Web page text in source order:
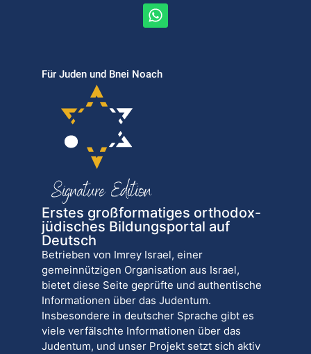
Für Juden und Bnei Noach
Erstes großformatiges orthodox-
jüdisches Bildungsportal auf
Deutsch
Betrieben von Imrey Israel, einer
gemeinnützigen Organisation aus Israel,
bietet diese Seite geprüfte und authentische
Informationen über das Judentum.
Insbesondere in deutscher Sprache gibt es
viele verfälschte Informationen über das
Judentum, und unser Projekt setzt sich aktiv